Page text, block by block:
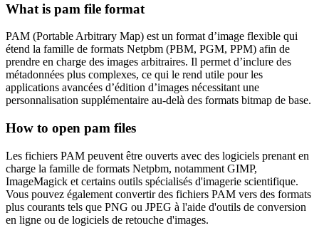
What is pam file format
PAM (Portable Arbitrary Map) est un format d’image flexible qui
étend la famille de formats Netpbm (PBM, PGM, PPM) afin de
prendre en charge des images arbitraires. Il permet d’inclure des
métadonnées plus complexes, ce qui le rend utile pour les
applications avancées d’édition d’images nécessitant une
personnalisation supplémentaire au-delà des formats bitmap de base.
How to open pam files
Les fichiers PAM peuvent être ouverts avec des logiciels prenant en
charge la famille de formats Netpbm, notamment GIMP,
ImageMagick et certains outils spécialisés d'imagerie scientifique.
Vous pouvez également convertir des fichiers PAM vers des formats
plus courants tels que PNG ou JPEG à l'aide d'outils de conversion
en ligne ou de logiciels de retouche d'images.